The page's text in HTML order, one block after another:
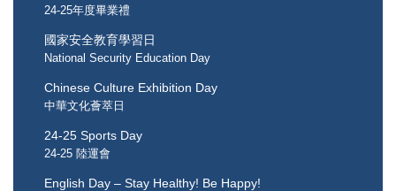
24-25年度畢業禮
國家安全教育學習日
National Security Education Day
Chinese Culture Exhibition Day
中華文化薈萃日
24-25 Sports Day
24-25 陸運會
English Day – Stay Healthy! Be Happy!